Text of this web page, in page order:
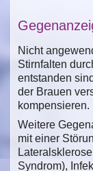
Nicht
Stirnfalten
entstanden
der Brauen
kompensieren.
Weitere
mit einer
Syndrom),